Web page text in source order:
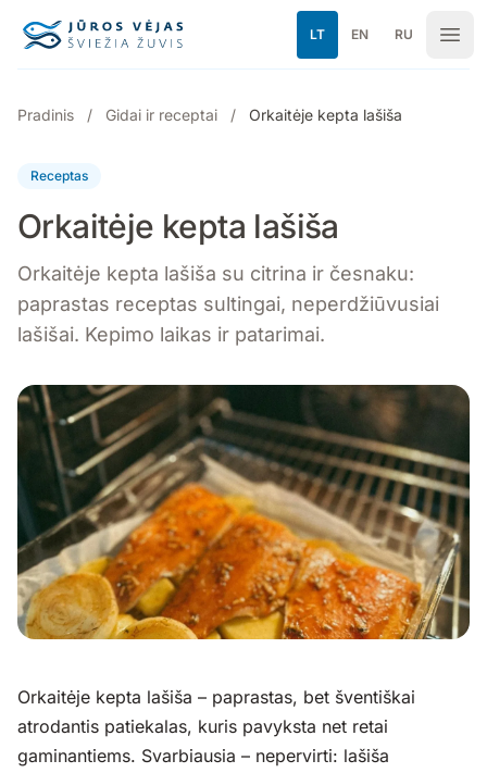
LT EN RU
Pradinis / Gidai ir receptai / Orkaitėje kepta lašiša
Receptas
Orkaitėje kepta lašiša
Orkaitėje kepta lašiša su citrina ir česnaku:
paprastas receptas sultingai, neperdžiūvusiai
lašišai. Kepimo laikas ir patarimai.
Orkaitėje kepta lašiša – paprastas, bet šventiškai
atrodantis patiekalas, kuris pavyksta net retai
gaminantiems. Svarbiausia – nepervirti: lašiša